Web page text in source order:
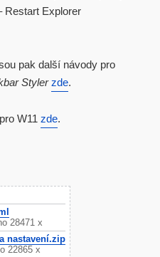
Restart Explorer
pak další návody pro
Styler zde.
W11 zde.
28471 x
nastavení.zip
22865 x